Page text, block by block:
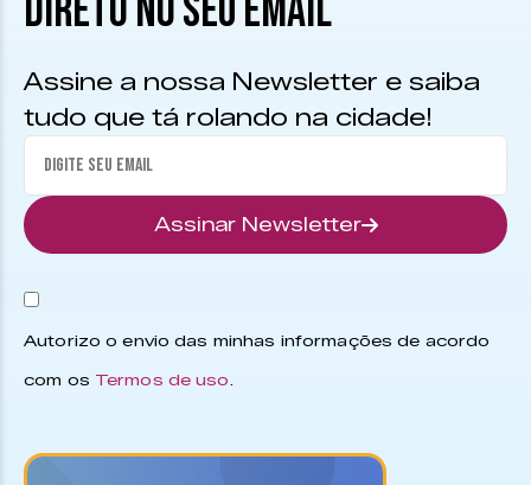
DIRETO NO SEU EMAIL
Assine a nossa Newsletter e saiba
tudo que tá rolando na cidade!
Assinar Newsletter
Autorizo o envio das minhas informações de acordo
com os Termos de uso.